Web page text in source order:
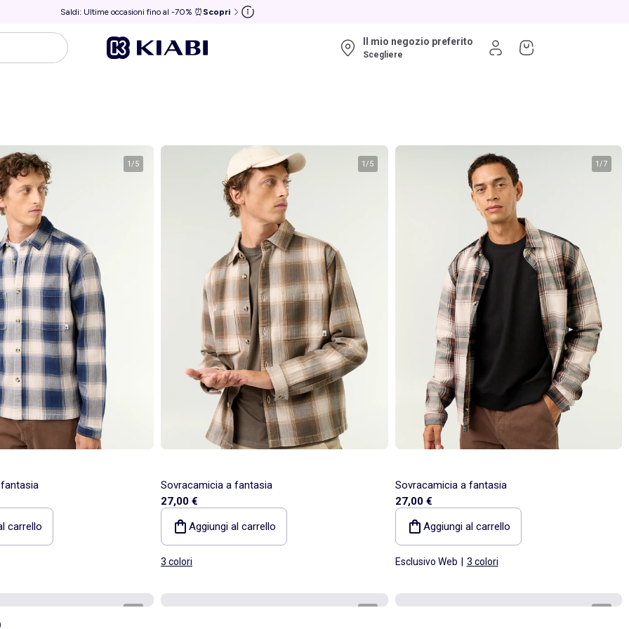
Saldi: Ultime occasioni fino al -70% ⏰ Scopri
Il mio negozio preferito
Scegliere
1/5
carrello
1/5
Sovracamicia a fantasia
27,00 €
Aggiungi al carrello
3 colori
1/7
Sovracamicia a fantasia
27,00 €
Aggiungi al carrello
Esclusivo Web 3 colori